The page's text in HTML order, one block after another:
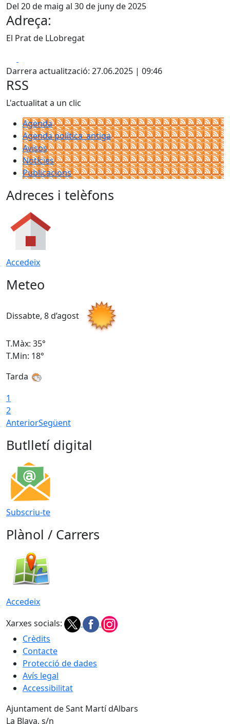
Del 20 de maig al 30 de juny de 2025
Adreça:
El Prat de LLobregat
Darrera actualització: 27.06.2025 | 09:46
RSS
L'actualitat a un clic
Agenda
Agenda política_antiga
Avisos
Notícies
Publicacions
Adreces i telèfons
Accedeix
Meteo
Dissabte, 8 d’agost
T.Màx: 35°
T.Min: 18°
Tarda
1
2
AnteriorSegüent
Butlletí digital
Subscriu-te
Plànol / Carrers
Accedeix
Xarxes socials:
Crèdits
Contacte
Protecció de dades
Avís legal
Accessibilitat
Ajuntament de Sant Martí dAlbars
La Blava, s/n